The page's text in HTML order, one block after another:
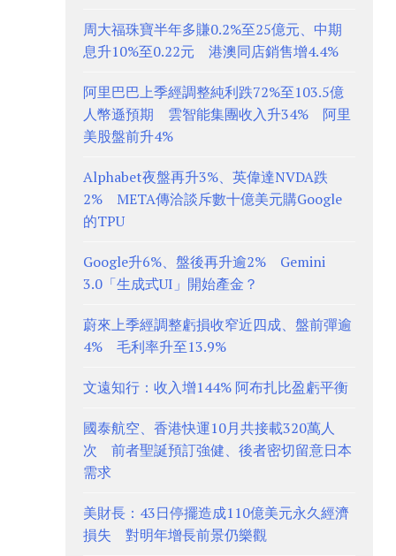
周大福珠寶半年多賺0.2%至25億元、中期
息升10%至0.22元 港澳同店銷售增4.4%
阿里巴巴上季經調整純利跌72%至103.5億
人幣遜預期 雲智能集團收入升34% 阿里
美股盤前升4%
Alphabet夜盤再升3%、英偉達NVDA跌
2% META傳洽談斥數十億美元購Google
的TPU
Google升6%、盤後再升逾2% Gemini
3.0「生成式UI」開始產金？
蔚來上季經調整虧損收窄近四成、盤前彈逾
4% 毛利率升至13.9%
文遠知行：收入增144% 阿布扎比盈虧平衡
國泰航空、香港快運10月共接載320萬人
次 前者聖誕預訂強健、後者密切留意日本
需求
美財長：43日停擺造成110億美元永久經濟
損失 對明年增長前景仍樂觀